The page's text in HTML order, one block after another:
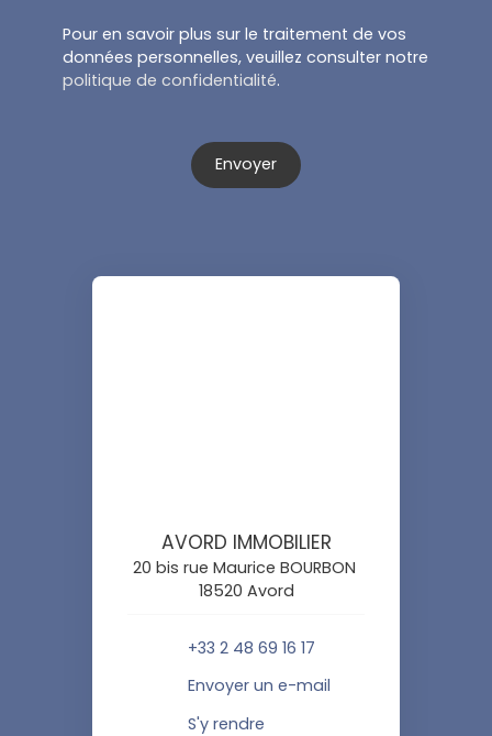
Pour en savoir plus sur le traitement de vos
données personnelles, veuillez consulter notre
politique de confidentialité.
Envoyer
AVORD IMMOBILIER
20 bis rue Maurice BOURBON
18520 Avord
+33 2 48 69 16 17
Envoyer un e-mail
S'y rendre